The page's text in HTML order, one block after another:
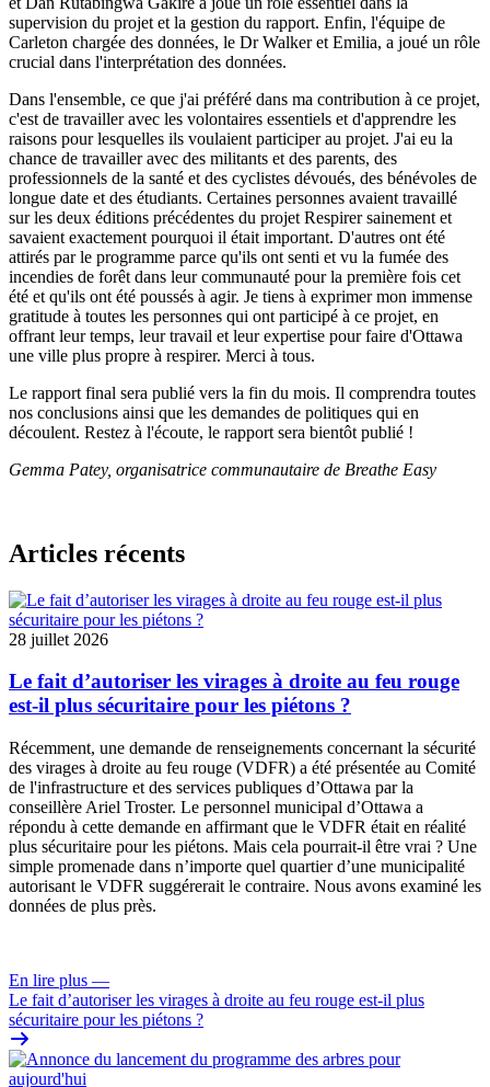
supervision du projet et la gestion du rapport. Enfin, l'équipe de
Carleton chargée des données, le Dr Walker et Emilia, a joué un rôle
crucial dans l'interprétation des données.
Dans l'ensemble, ce que j'ai préféré dans ma contribution à ce projet,
c'est de travailler avec les volontaires essentiels et d'apprendre les
raisons pour lesquelles ils voulaient participer au projet. J'ai eu la
chance de travailler avec des militants et des parents, des
professionnels de la santé et des cyclistes dévoués, des bénévoles de
longue date et des étudiants. Certaines personnes avaient travaillé
sur les deux éditions précédentes du projet Respirer sainement et
savaient exactement pourquoi il était important. D'autres ont été
attirés par le programme parce qu'ils ont senti et vu la fumée des
incendies de forêt dans leur communauté pour la première fois cet
été et qu'ils ont été poussés à agir. Je tiens à exprimer mon immense
gratitude à toutes les personnes qui ont participé à ce projet, en
offrant leur temps, leur travail et leur expertise pour faire d'Ottawa
une ville plus propre à respirer. Merci à tous.
Le rapport final sera publié vers la fin du mois. Il comprendra toutes
nos conclusions ainsi que les demandes de politiques qui en
découlent. Restez à l'écoute, le rapport sera bientôt publié !
Gemma Patey, organisatrice communautaire de Breathe Easy
Articles récents
28 juillet 2026
Le fait d’autoriser les virages à droite au feu rouge
est-il plus sécuritaire pour les piétons ?
Récemment, une demande de renseignements concernant la sécurité
des virages à droite au feu rouge (VDFR) a été présentée au Comité
de l'infrastructure et des services publiques d’Ottawa par la
conseillère Ariel Troster. Le personnel municipal d’Ottawa a
répondu à cette demande en affirmant que le VDFR était en réalité
plus sécuritaire pour les piétons. Mais cela pourrait-il être vrai ? Une
simple promenade dans n’importe quel quartier d’une municipalité
autorisant le VDFR suggérerait le contraire. Nous avons examiné les
données de plus près.
En lire plus —
Le fait d’autoriser les virages à droite au feu rouge est-il plus
sécuritaire pour les piétons ?